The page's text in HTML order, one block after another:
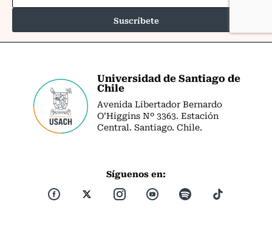
Universidad de Santiago de
Chile
Avenida Libertador Bernardo
O’Higgins Nº 3363. Estación
Central. Santiago. Chile.
Síguenos en: